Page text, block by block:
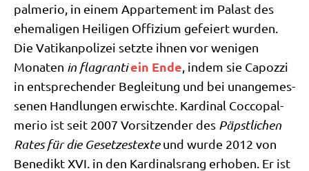
pal­me­rio, in einem Appar­te­ment im Palast des
ehe­ma­li­gen Hei­li­gen Offi­zi­um gefei­ert wur­den.
Die Vati­kan­po­li­zei setz­te ihnen vor weni­gen
Mona­ten in fla­gran­tiein Ende , indem sie Capoz­zi
in ent­spre­chen­der Beglei­tung und bei unan­ge­mes­
se­nen Hand­lun­gen erwisch­te. Kar­di­nal Coc­co­pal­
me­rio ist seit 2007 Vor­sit­zen­der des Päpst­li­chen
Rates für die Geset­zes­tex­teund wur­de 2012 von
Bene­dikt XVI. in den Kar­di­nals­rang erho­ben. Er ist